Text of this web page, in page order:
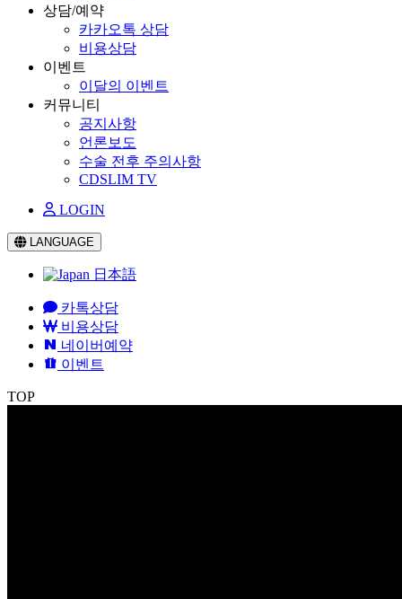
상담/예약
카카오톡 상담
비용상담
이벤트
이달의 이벤트
커뮤니티
공지사항
언론보도
수술 전후 주의사항
CDSLIM TV
LOGIN
LANGUAGE
日本語
카톡상담
비용상담
네이버예약
이벤트
TOP